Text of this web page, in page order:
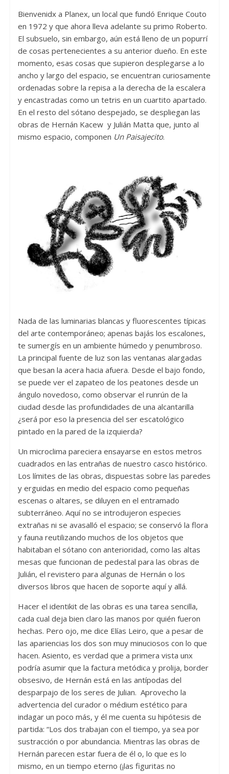
Bienvenidx a Planex, un local que fundó Enrique Couto
en 1972 y que ahora lleva adelante su primo Roberto.
El subsuelo, sin embargo, aún está lleno de un popurrí
de cosas pertenecientes a su anterior dueño. En este
momento, esas cosas que supieron desplegarse a lo
ancho y largo del espacio, se encuentran curiosamente
ordenadas sobre la repisa a la derecha de la escalera
y encastradas como un tetris en un cuartito apartado.
En el resto del sótano despejado, se despliegan las
obras de Hernán Kacew y Julián Matta que, junto al
mismo espacio, componen Un Paisajecito.
Nada de las luminarias blancas y fluorescentes típicas
del arte contemporáneo; apenas bajás los escalones,
te sumergís en un ambiente húmedo y penumbroso.
La principal fuente de luz son las ventanas alargadas
que besan la acera hacia afuera. Desde el bajo fondo,
se puede ver el zapateo de los peatones desde un
ángulo novedoso, como observar el runrún de la
ciudad desde las profundidades de una alcantarilla
¿será por eso la presencia del ser escatológico
pintado en la pared de la izquierda?
Un microclima pareciera ensayarse en estos metros
cuadrados en las entrañas de nuestro casco histórico.
Los límites de las obras, dispuestas sobre las paredes
y erguidas en medio del espacio como pequeñas
escenas o altares, se diluyen en el entramado
subterráneo. Aquí no se introdujeron especies
extrañas ni se avasalló el espacio; se conservó la flora
y fauna reutilizando muchos de los objetos que
habitaban el sótano con anterioridad, como las altas
mesas que funcionan de pedestal para las obras de
Julián, el revistero para algunas de Hernán o los
diversos libros que hacen de soporte aquí y allá.
Hacer el identikit de las obras es una tarea sencilla,
cada cual deja bien claro las manos por quién fueron
hechas. Pero ojo, me dice Elías Leiro, que a pesar de
las apariencias los dos son muy minuciosos con lo que
hacen. Asiento, es verdad que a primera vista unx
podría asumir que la factura metódica y prolija, border
obsesivo, de Hernán está en las antípodas del
desparpajo de los seres de Julian. Aprovecho la
advertencia del curador o médium estético para
indagar un poco más, y él me cuenta su hipótesis de
partida: “Los dos trabajan con el tiempo, ya sea por
sustracción o por abundancia. Mientras las obras de
Hernán parecen estar fuera de él o, lo que es lo
mismo, en un tiempo eterno (¡las figuritas no